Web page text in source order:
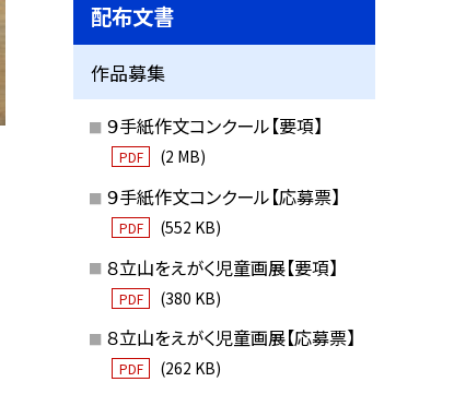
配布文書
作品募集
９手紙作文コンクール【要項】
PDF (2 MB)
９手紙作文コンクール【応募票】
PDF (552 KB)
８立山をえがく児童画展【要項】
PDF (380 KB)
８立山をえがく児童画展【応募票】
PDF (262 KB)